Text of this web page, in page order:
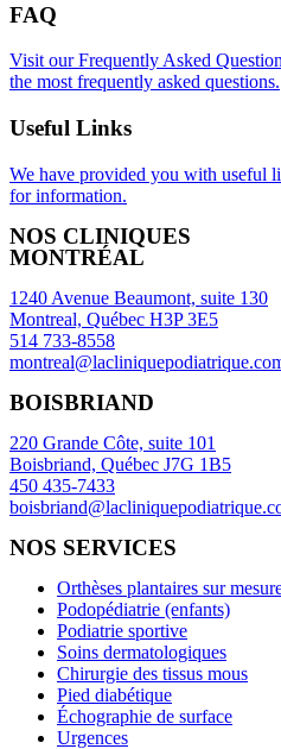
FAQ
Visit our Frequently Asked
the most frequently asked questions.
Useful Links
We have provided you with useful
for information.
NOS CLINIQUES
MONTRÉAL
1240 Avenue Beaumont, suite 130
Montreal, Québec H3P 3E5
514 733-8558
BOISBRIAND
220 Grande Côte, suite 101
Boisbriand, Québec J7G 1B5
450 435-7433
NOS SERVICES
Orthèses plantaires sur
Podopédiatrie (enfants)
Podiatrie sportive
Soins dermatologiques
Chirurgie des tissus mous
Pied diabétique
Échographie de surface
Urgences